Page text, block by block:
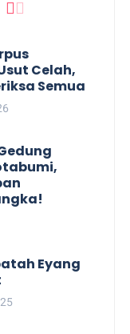
Celah,
Semua
Eyang